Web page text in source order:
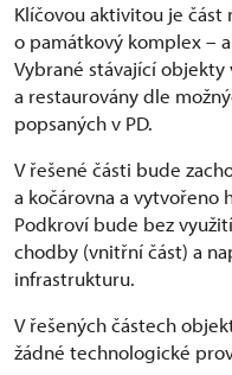
Klíčovou aktivitou je část
o památkový komplex –
Vybrané stávající
a restaurovány dle
popsaných v PD.
V řešené části bude
a kočárovna a vytvořeno
Podkroví bude bez
chodby (vnitřní část) a
infrastrukturu.
V řešených částech
žádné technologické